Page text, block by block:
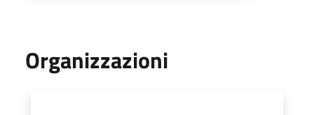
Organizzazioni